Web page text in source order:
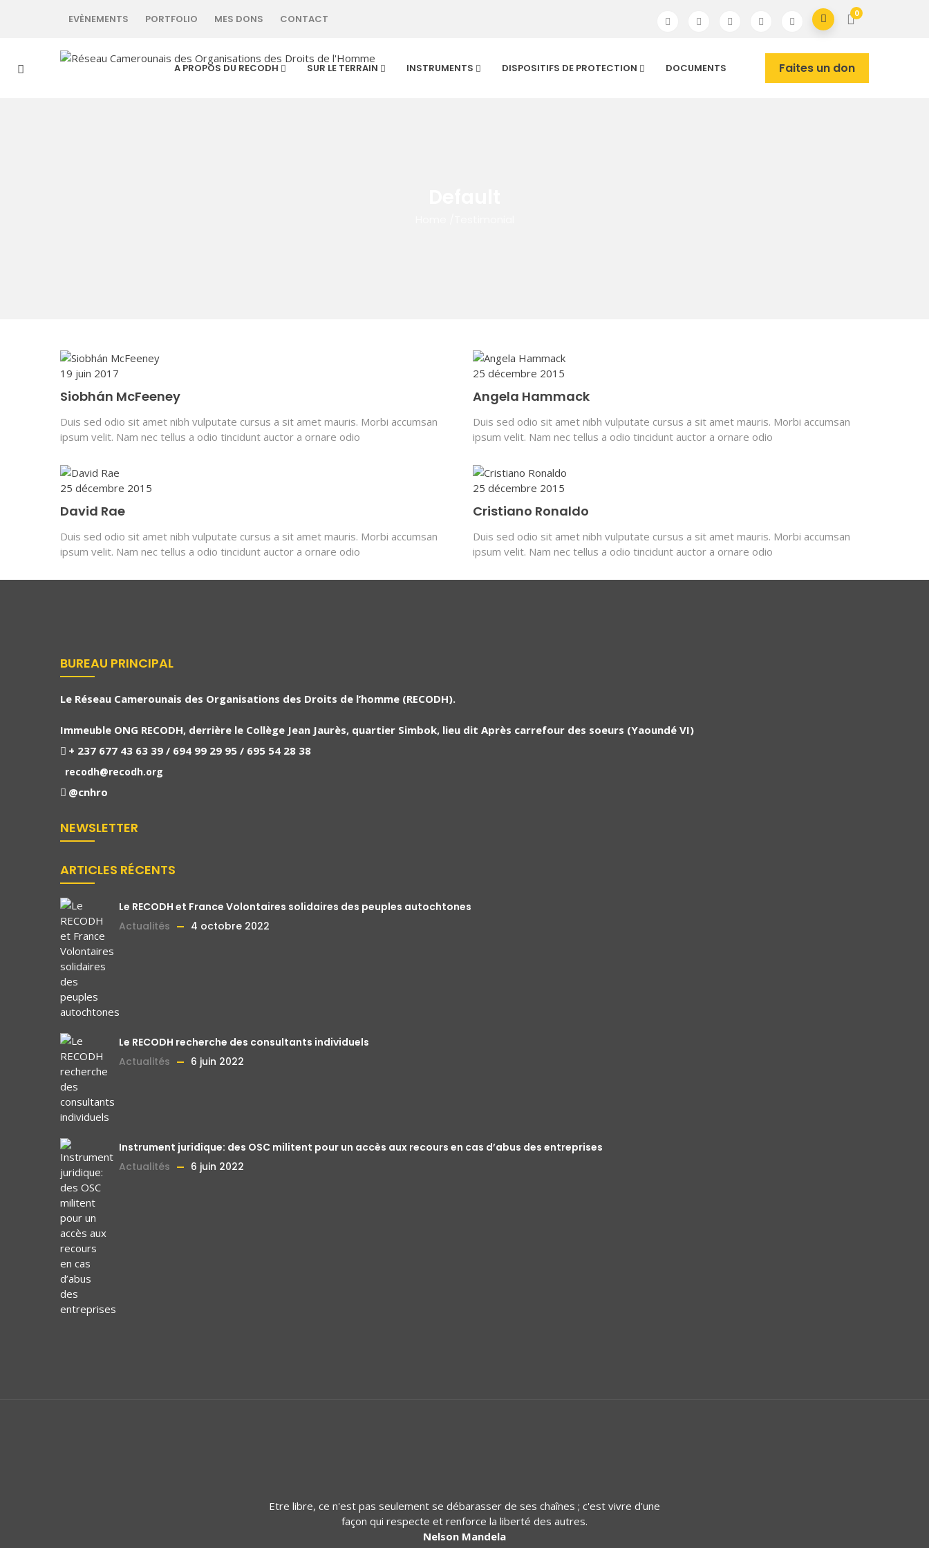
EVÈNEMENTS PORTFOLIO MES DONS CONTACT 0
A PROPOS DU RECODH SUR LE TERRAIN INSTRUMENTS DISPOSITIFS DE PROTECTION DOCUMENTS Faites un don
19 juin 2017
Siobhán McFeeney
Duis sed odio sit amet nibh vulputate cursus a sit amet mauris. Morbi accumsan
ipsum velit. Nam nec tellus a odio tincidunt auctor a ornare odio
25 décembre 2015
Angela Hammack
Duis sed odio sit amet nibh vulputate cursus a sit amet mauris. Morbi accumsan
ipsum velit. Nam nec tellus a odio tincidunt auctor a ornare odio
25 décembre 2015
David Rae
Duis sed odio sit amet nibh vulputate cursus a sit amet mauris. Morbi accumsan
ipsum velit. Nam nec tellus a odio tincidunt auctor a ornare odio
25 décembre 2015
Cristiano Ronaldo
Duis sed odio sit amet nibh vulputate cursus a sit amet mauris. Morbi accumsan
ipsum velit. Nam nec tellus a odio tincidunt auctor a ornare odio
BUREAU PRINCIPAL
Le Réseau Camerounais des Organisations des Droits de l’homme (RECODH).
Immeuble ONG RECODH, derrière le Collège Jean Jaurès, quartier Simbok, lieu dit Après carrefour des soeurs (Yaoundé VI)
+ 237 677 43 63 39 / 694 99 29 95 / 695 54 28 38
recodh@recodh.org
@cnhro
NEWSLETTER
ARTICLES RÉCENTS
Le RECODH et France Volontaires solidaires des peuples autochtones
Actualités
4 octobre 2022
Le RECODH recherche des consultants individuels
Actualités
6 juin 2022
Instrument juridique: des OSC militent pour un accès aux recours en cas d’abus des entreprises
Actualités
6 juin 2022
Etre libre, ce n'est pas seulement se débarasser de ses chaînes ; c'est vivre d'une
façon qui respecte et renforce la liberté des autres.
Nelson Mandela